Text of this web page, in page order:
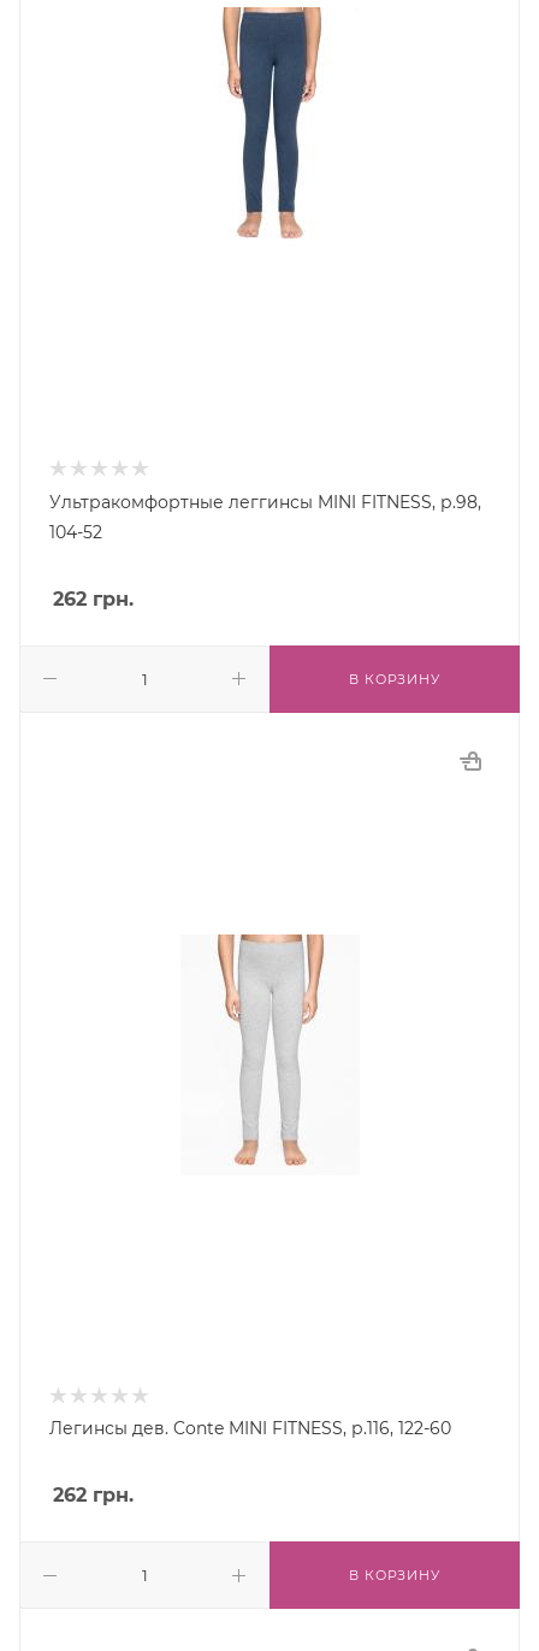
Ультракомфортные леггинсы MINI FITNESS, р.98,
104-52
262 грн.
В КОРЗИНУ
Легинсы дев. Conte MINI FITNESS, р.116, 122-60
262 грн.
В КОРЗИНУ